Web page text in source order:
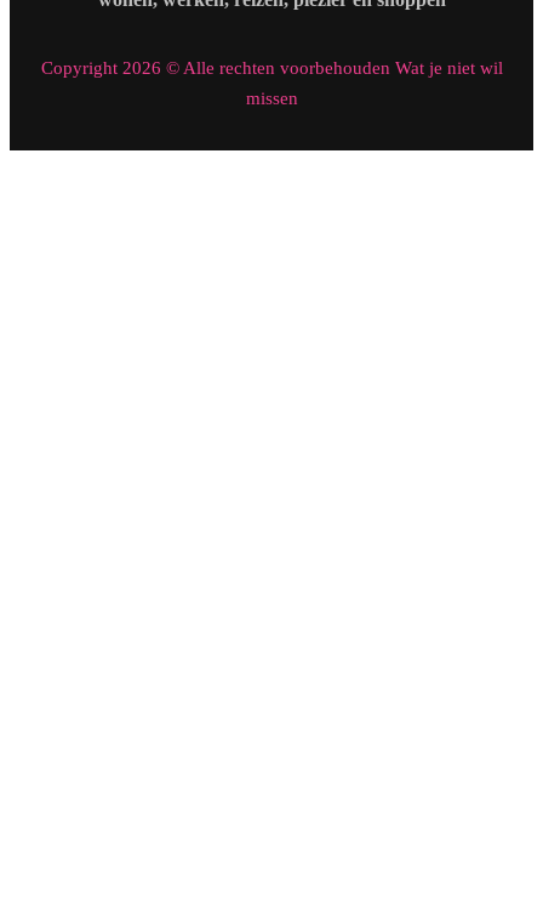
Copyright 2026 © Alle rechten voorbehouden Wat je niet wil
missen